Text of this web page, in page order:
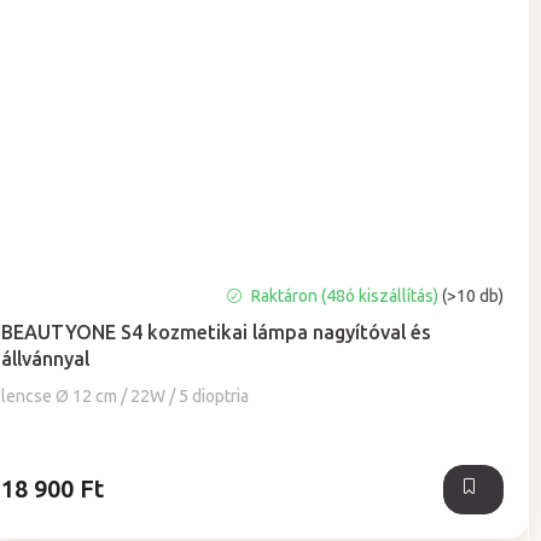
BEAUTYONE S4 kozmetikai lámpa nagyítóval és
állvánnyal
lencse Ø 12 cm / 22W / 5 dioptria
átlagos
értékelése
5-
Raktáron (48ó kiszállítás)(>10 db)
18 900 Ft